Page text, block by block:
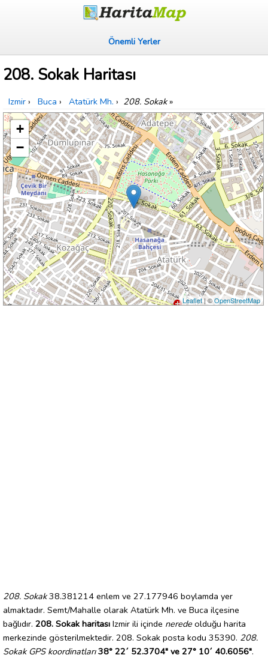
Önemli Yerler
208. Sokak Haritası
Izmir › Buca › Atatürk Mh. › 208. Sokak»
+
−
Leaflet| ©OpenStreetMap
208. Sokak38.381214 enlem ve 27.177946 boylamda yer
almaktadır. Semt/Mahalle olarak Atatürk Mh. ve Buca ilçesine
bağlıdır. 208. Sokak haritası Izmir ili içinde nerede olduğu harita
merkezinde gösterilmektedir. 208. Sokak posta kodu 35390. 208.
Sokak GPS koordinatları 38° 22´ 52.3704" ve 27° 10´ 40.6056".